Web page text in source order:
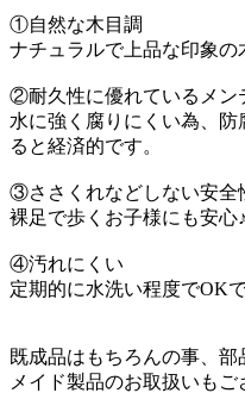
①自然な木目調
ナチュラルで上品な印象の
②耐久性に優れているメン
水に強く腐りにくい為、防
ると経済的です。
③ささくれなどしない安全
裸足で歩くお子様にも安心♪
④汚れにくい
定期的に水洗い程度でOKで
既成品はもちろんの事、
メイド製品のお取扱いもご